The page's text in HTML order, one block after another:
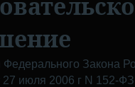
Закона
27 июля 2006 г N 152-